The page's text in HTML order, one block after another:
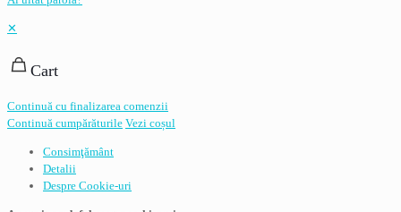
✕
Cart
Continuă cu finalizarea comenzii
Continuă cumpărăturile Vezi coșul
Consimţământ
Detalii
Despre Cookie-uri